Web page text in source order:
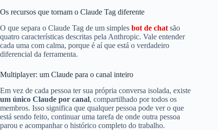
Os recursos que tornam o Claude Tag diferente
O que separa o Claude Tag de um simples bot de chat são
quatro características descritas pela Anthropic. Vale entender
cada uma com calma, porque é aí que está o verdadeiro
diferencial da ferramenta.
Multiplayer: um Claude para o canal inteiro
Em vez de cada pessoa ter sua própria conversa isolada, existe
um único Claude por canal, compartilhado por todos os
membros. Isso significa que qualquer pessoa pode ver o que
está sendo feito, continuar uma tarefa de onde outra pessoa
parou e acompanhar o histórico completo do trabalho.